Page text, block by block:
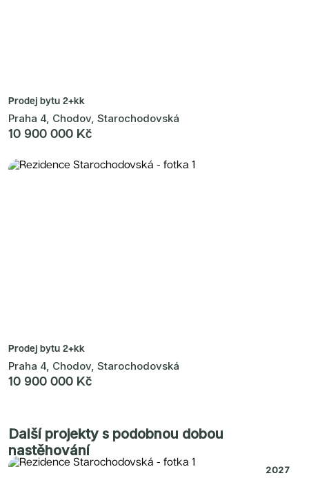
Prodej bytu 2+kk
Praha 4, Chodov, Starochodovská
10 900 000 Kč
Prodej bytu 2+kk
Praha 4, Chodov, Starochodovská
10 900 000 Kč
Další projekty s podobnou dobou
nastěhování
2027